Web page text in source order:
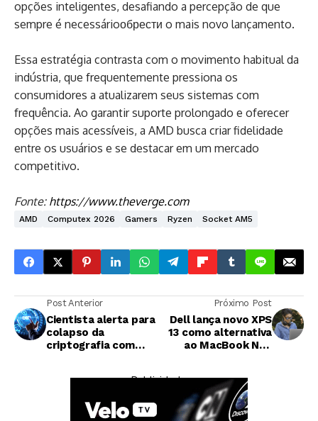
opções inteligentes, desafiando a percepção de que
sempre é necessárioобрести o mais novo lançamento.
Essa estratégia contrasta com o movimento habitual da
indústria, que frequentemente pressiona os
consumidores a atualizarem seus sistemas com
frequência. Ao garantir suporte prolongado e oferecer
opções mais acessíveis, a AMD busca criar fidelidade
entre os usuários e se destacar em um mercado
competitivo.
Fonte: https://www.theverge.com
AMD Computex 2026 Gamers Ryzen Socket AM5
Post Anterior
Cientista alerta para
colapso da
criptografia com
Próximo Post
Dell lança novo XPS
13 como alternativa
ao MacBook Neo
— Publicidade —